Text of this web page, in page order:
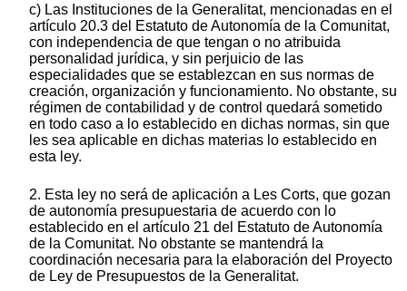
c) Las Instituciones de la Generalitat, mencionadas en el
artículo 20.3 del Estatuto de Autonomía de la Comunitat,
con independencia de que tengan o no atribuida
personalidad jurídica, y sin perjuicio de las
especialidades que se establezcan en sus normas de
creación, organización y funcionamiento. No obstante, su
régimen de contabilidad y de control quedará sometido
en todo caso a lo establecido en dichas normas, sin que
les sea aplicable en dichas materias lo establecido en
esta ley.
2. Esta ley no será de aplicación a Les Corts, que gozan
de autonomía presupuestaria de acuerdo con lo
establecido en el artículo 21 del Estatuto de Autonomía
de la Comunitat. No obstante se mantendrá la
coordinación necesaria para la elaboración del Proyecto
de Ley de Presupuestos de la Generalitat.